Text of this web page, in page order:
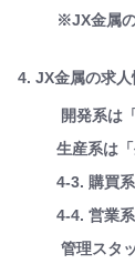
※JX金属
4. JX金属の求人
開発系は
生産系は
4-3. 購買
4-4. 営業
管理スタ